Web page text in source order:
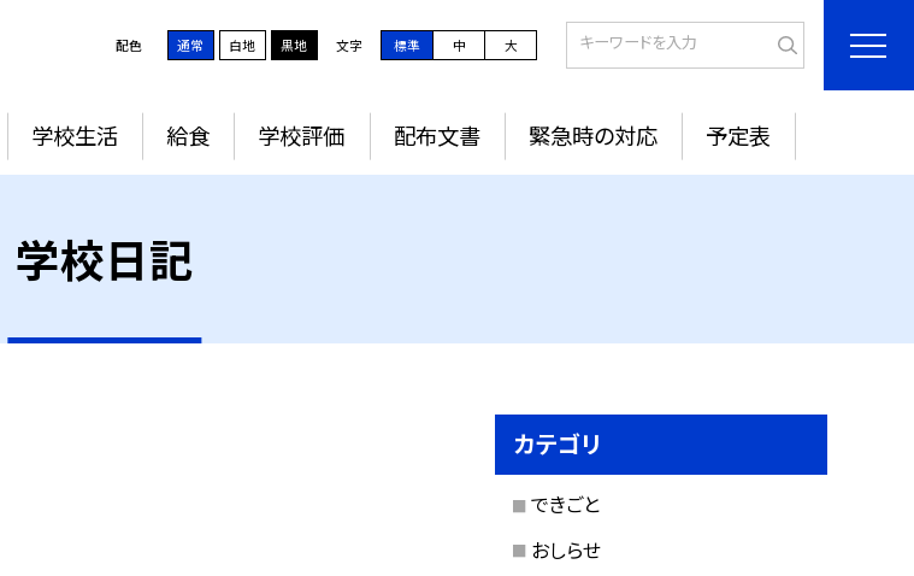
配色 通常 白地 黒地 文字 標準 中 大
学校生活 給食 学校評価 配布文書 緊急時の対応 予定表
学校日記
カテゴリ
できごと
おしらせ